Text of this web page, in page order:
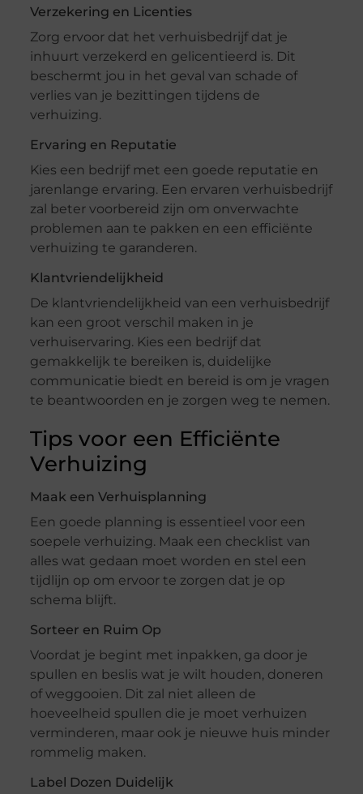
Verzekering en Licenties
Zorg ervoor dat het verhuisbedrijf dat je
inhuurt verzekerd en gelicentieerd is. Dit
beschermt jou in het geval van schade of
verlies van je bezittingen tijdens de
verhuizing.
Ervaring en Reputatie
Kies een bedrijf met een goede reputatie en
jarenlange ervaring. Een ervaren verhuisbedrijf
zal beter voorbereid zijn om onverwachte
problemen aan te pakken en een efficiënte
verhuizing te garanderen.
Klantvriendelijkheid
De klantvriendelijkheid van een verhuisbedrijf
kan een groot verschil maken in je
verhuiservaring. Kies een bedrijf dat
gemakkelijk te bereiken is, duidelijke
communicatie biedt en bereid is om je vragen
te beantwoorden en je zorgen weg te nemen.
Tips voor een Efficiënte
Verhuizing
Maak een Verhuisplanning
Een goede planning is essentieel voor een
soepele verhuizing. Maak een checklist van
alles wat gedaan moet worden en stel een
tijdlijn op om ervoor te zorgen dat je op
schema blijft.
Sorteer en Ruim Op
Voordat je begint met inpakken, ga door je
spullen en beslis wat je wilt houden, doneren
of weggooien. Dit zal niet alleen de
hoeveelheid spullen die je moet verhuizen
verminderen, maar ook je nieuwe huis minder
rommelig maken.
Label Dozen Duidelijk